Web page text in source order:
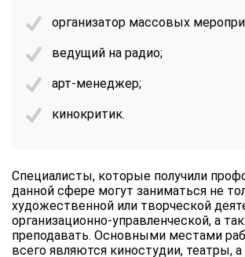
организатор массовых
ведущий на радио;
арт-менеджер;
кинокритик.
Специалисты, которые получили
данной сфере могут заниматься не
художественной или творческой
организационно-управленческой, а
преподавать. Основными местами
всего являются киностудии, театры,